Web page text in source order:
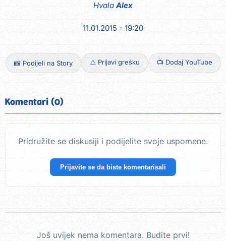
HvalaAlex
11.01.2015 - 19:20
📸 Podijeli na Story ⚠️ Prijavi grešku 📺 Dodaj YouTube
Komentari (0)
Pridružite se diskusiji i podijelite svoje uspomene.
Prijavite se da biste komentarisali
Još uvijek nema komentara. Budite prvi!